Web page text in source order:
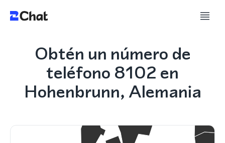
Obtén un número de
teléfono 8102 en
Hohenbrunn, Alemania